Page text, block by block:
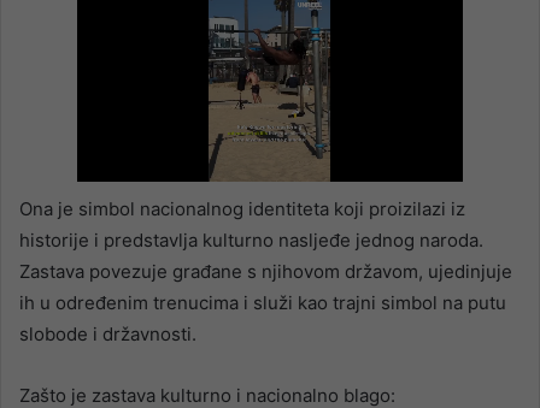
Ona je simbol nacionalnog identiteta koji proizilazi iz
historije i predstavlja kulturno nasljeđe jednog naroda.
Zastava povezuje građane s njihovom državom, ujedinjuje
ih u određenim trenucima i služi kao trajni simbol na putu
slobode i državnosti.
Zašto je zastava kulturno i nacionalno blago: